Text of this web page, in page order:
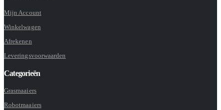
Mijn Account
Winkelwagen
Afrekenen
Leveringsvoorwaarden
Categorieën
Grasmaaiers
Robotmaaiers